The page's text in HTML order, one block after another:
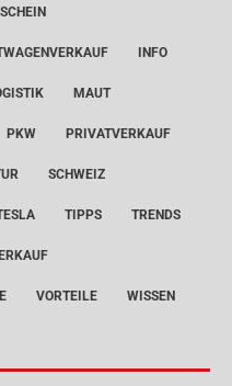
INFO
MAUT
PKW PRIVATVERKAUF
SCHWEIZ
TIPPS TRENDS
VORTEILE WISSEN